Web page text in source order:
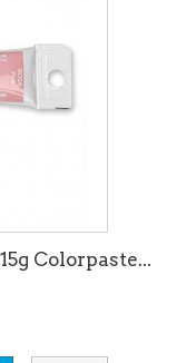
Colorpaste...